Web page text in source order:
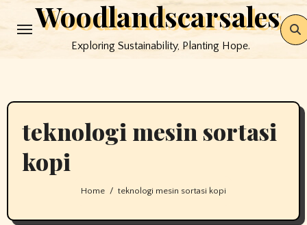
to
Woodlandscarsales
Exploring Sustainability, Planting Hope.
teknologi mesin sortasi
kopi
Home teknologi mesin sortasi kopi